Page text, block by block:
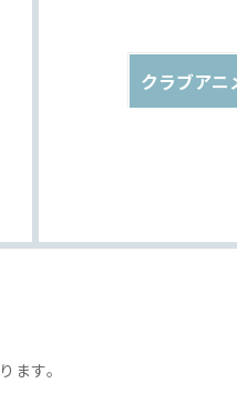
クラブアニ
ます。